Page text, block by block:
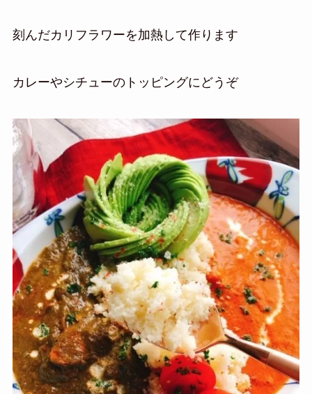
刻んだカリフラワーを加熱して作ります
カレーやシチューのトッピングにどうぞ